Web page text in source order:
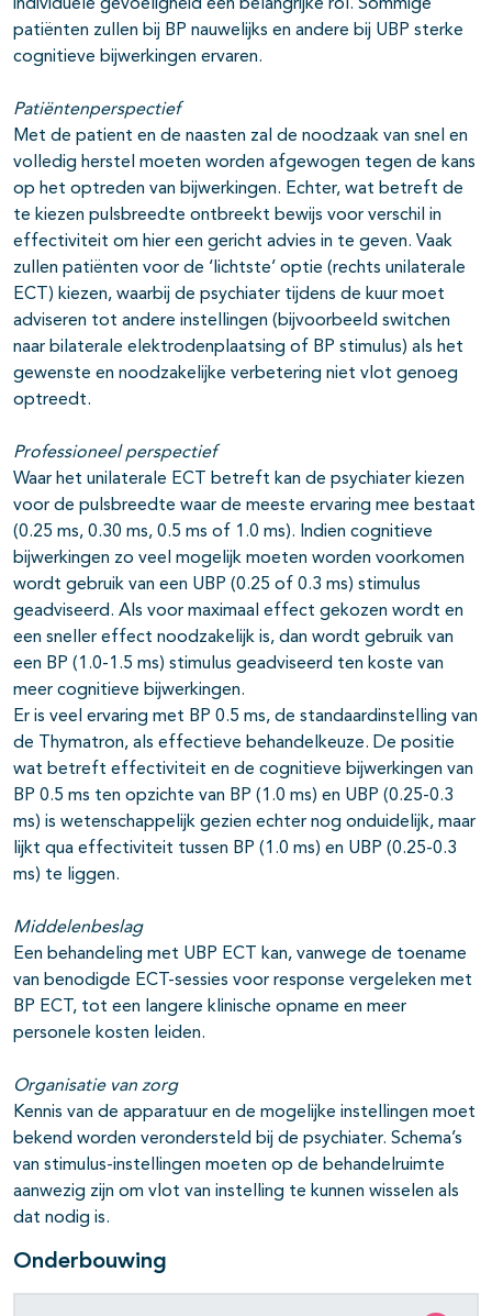
individuele gevoeligheid een belangrijke rol. Sommige
patiënten zullen bij BP nauwelijks en andere bij UBP sterke
cognitieve bijwerkingen ervaren.
Patiëntenperspectief
Met de patient en de naasten zal de noodzaak van snel en
volledig herstel moeten worden afgewogen tegen de kans
op het optreden van bijwerkingen. Echter, wat betreft de
te kiezen pulsbreedte ontbreekt bewijs voor verschil in
effectiviteit om hier een gericht advies in te geven. Vaak
zullen patiënten voor de ‘lichtste’ optie (rechts unilaterale
ECT) kiezen, waarbij de psychiater tijdens de kuur moet
adviseren tot andere instellingen (bijvoorbeeld switchen
naar bilaterale elektrodenplaatsing of BP stimulus) als het
gewenste en noodzakelijke verbetering niet vlot genoeg
optreedt.
Professioneel perspectief
Waar het unilaterale ECT betreft kan de psychiater kiezen
voor de pulsbreedte waar de meeste ervaring mee bestaat
(0.25 ms, 0.30 ms, 0.5 ms of 1.0 ms). Indien cognitieve
bijwerkingen zo veel mogelijk moeten worden voorkomen
wordt gebruik van een UBP (0.25 of 0.3 ms) stimulus
geadviseerd. Als voor maximaal effect gekozen wordt en
een sneller effect noodzakelijk is, dan wordt gebruik van
een BP (1.0-1.5 ms) stimulus geadviseerd ten koste van
meer cognitieve bijwerkingen.
Er is veel ervaring met BP 0.5 ms, de standaardinstelling van
de Thymatron, als effectieve behandelkeuze. De positie
wat betreft effectiviteit en de cognitieve bijwerkingen van
BP 0.5 ms ten opzichte van BP (1.0 ms) en UBP (0.25-0.3
ms) is wetenschappelijk gezien echter nog onduidelijk, maar
lijkt qua effectiviteit tussen BP (1.0 ms) en UBP (0.25-0.3
ms) te liggen.
Middelenbeslag
Een behandeling met UBP ECT kan, vanwege de toename
van benodigde ECT-sessies voor response vergeleken met
BP ECT, tot een langere klinische opname en meer
personele kosten leiden.
Organisatie van zorg
Kennis van de apparatuur en de mogelijke instellingen moet
bekend worden verondersteld bij de psychiater. Schema’s
van stimulus-instellingen moeten op de behandelruimte
aanwezig zijn om vlot van instelling te kunnen wisselen als
dat nodig is.
Onderbouwing